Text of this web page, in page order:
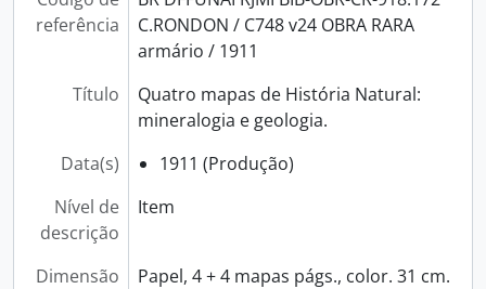
referência
C.RONDON / C748 v24 OBRA RARA
armário / 1911
Título
Quatro mapas de História Natural:
mineralogia e geologia.
Data(s)
1911 (Produção)
Nível de
descrição
Item
Dimensão
Papel, 4 + 4 mapas págs., color. 31 cm.